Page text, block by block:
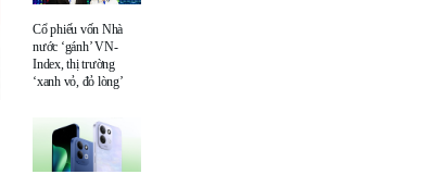
Cổ phiếu vốn Nhà
nước ‘gánh’ VN-
Index, thị trường
‘xanh vỏ, đỏ lòng’